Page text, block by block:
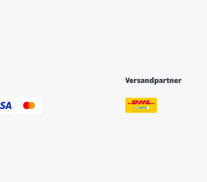
Versandpartner